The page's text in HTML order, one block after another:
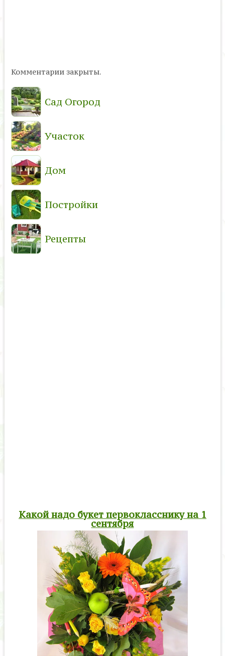
Комментарии закрыты.
Сад Огород
Участок
Дом
Постройки
Рецепты
Какой надо букет первокласснику на 1
сентября